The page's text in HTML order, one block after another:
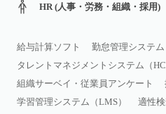
HR (人事・労務・組織・採用)
給与計算ソフト 勤怠管理システム
タレントマネジメントシステム（
組織サーベイ・従業員アンケート
学習管理システム（LMS）
適性